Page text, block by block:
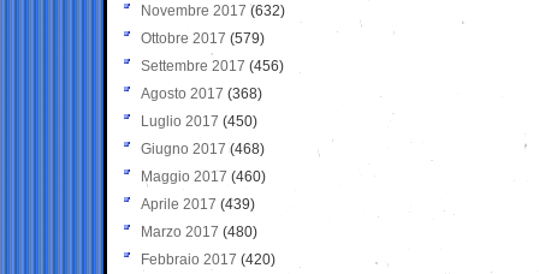
Novembre 2017 (632)
Ottobre 2017 (579)
Settembre 2017 (456)
Agosto 2017 (368)
Luglio 2017 (450)
Giugno 2017 (468)
Maggio 2017 (460)
Aprile 2017 (439)
Marzo 2017 (480)
Febbraio 2017 (420)